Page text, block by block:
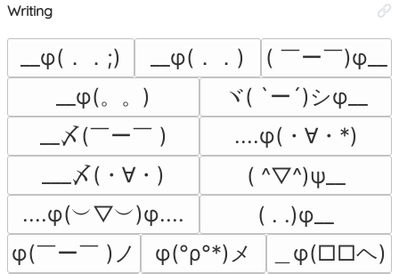
Writing
__φ(．．;) __φ(．．)
( ￣ー￣)φ__
__φ(。。)
ヾ( `ー´)シφ__
__〆(￣ー￣ )
....φ(・∀・*)
___〆(・∀・)
( ^▽^)ψ__
....φ(︶▽︶)φ....
( . .)φ__
φ(￣ー￣ )ノ
φ(°ρ°*)メ
＿φ(□□ヘ)